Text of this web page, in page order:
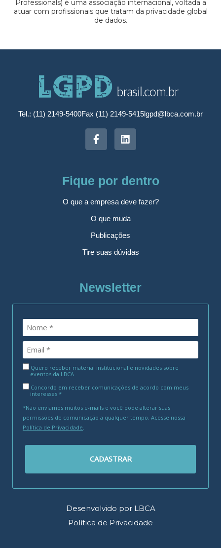
Professionals) é uma associação internacional, voltada a
atuar com profissionais que tratam da privacidade global
de dados.
Tel.: (11) 2149-5400Fax (11) 2149-5415lgpd@lbca.com.br
Fique por dentro
O que a empresa deve fazer?
O que muda
Publicações
Tire suas dúvidas
Newsletter
Quero receber material institucional e novidades sobre
eventos da LBCA
Concordo em receber comunicações de acordo com meus
interesses.*
*Não enviamos muitos e-mails e você pode alterar suas
permissões de comunicação a qualquer tempo. Acesse nossa
Política de Privacidade
CADASTRAR
Desenvolvido por LBCA
Política de Privacidade